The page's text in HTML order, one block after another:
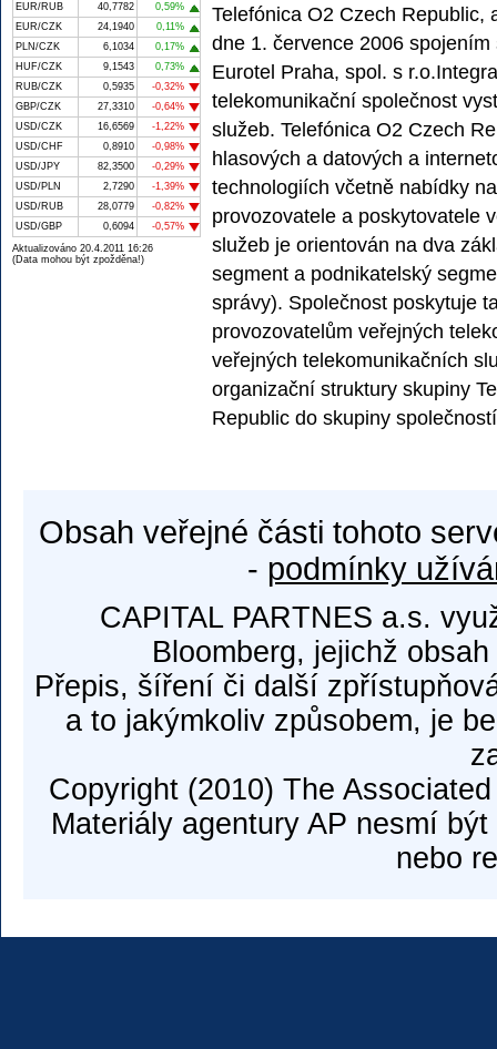
Telefónica O2 Czech Republic,
dne 1. července 2006
Eurotel Praha, spol. s
telekomunikační společnost
služeb. Telefónica O2 Czech
hlasových a datových a
technologiích včetně nabídky
provozovatele a poskytovatele
služeb je orientován na dva
segment a podnikatelský
správy). Společnost poskytuje
provozovatelům veřejných
veřejných telekomunikačních
organizační struktury skupiny
Republic do skupiny
EUR/RUB
40,7782
0,59%
EUR/CZK
24,1940
0,11%
PLN/CZK
6,1034
0,17%
HUF/CZK
9,1543
0,73%
RUB/CZK
0,5935
-0,32%
GBP/CZK
27,3310
-0,64%
USD/CZK
16,6569
-1,22%
USD/CHF
0,8910
-0,98%
USD/JPY
82,3500
-0,29%
USD/PLN
2,7290
-1,39%
USD/RUB
28,0779
-0,82%
USD/GBP
0,6094
-0,57%
Aktualizováno 20.4.2011 16:26
(Data mohou být zpožděna!)
Obsah veřejné části tohoto
- podmínky
CAPITAL PARTNES a.s.
Bloomberg, jejichž
Přepis, šíření či další
a to jakýmkoliv způsobem, je
Copyright (2010) The
Materiály agentury AP nesmí
nebo